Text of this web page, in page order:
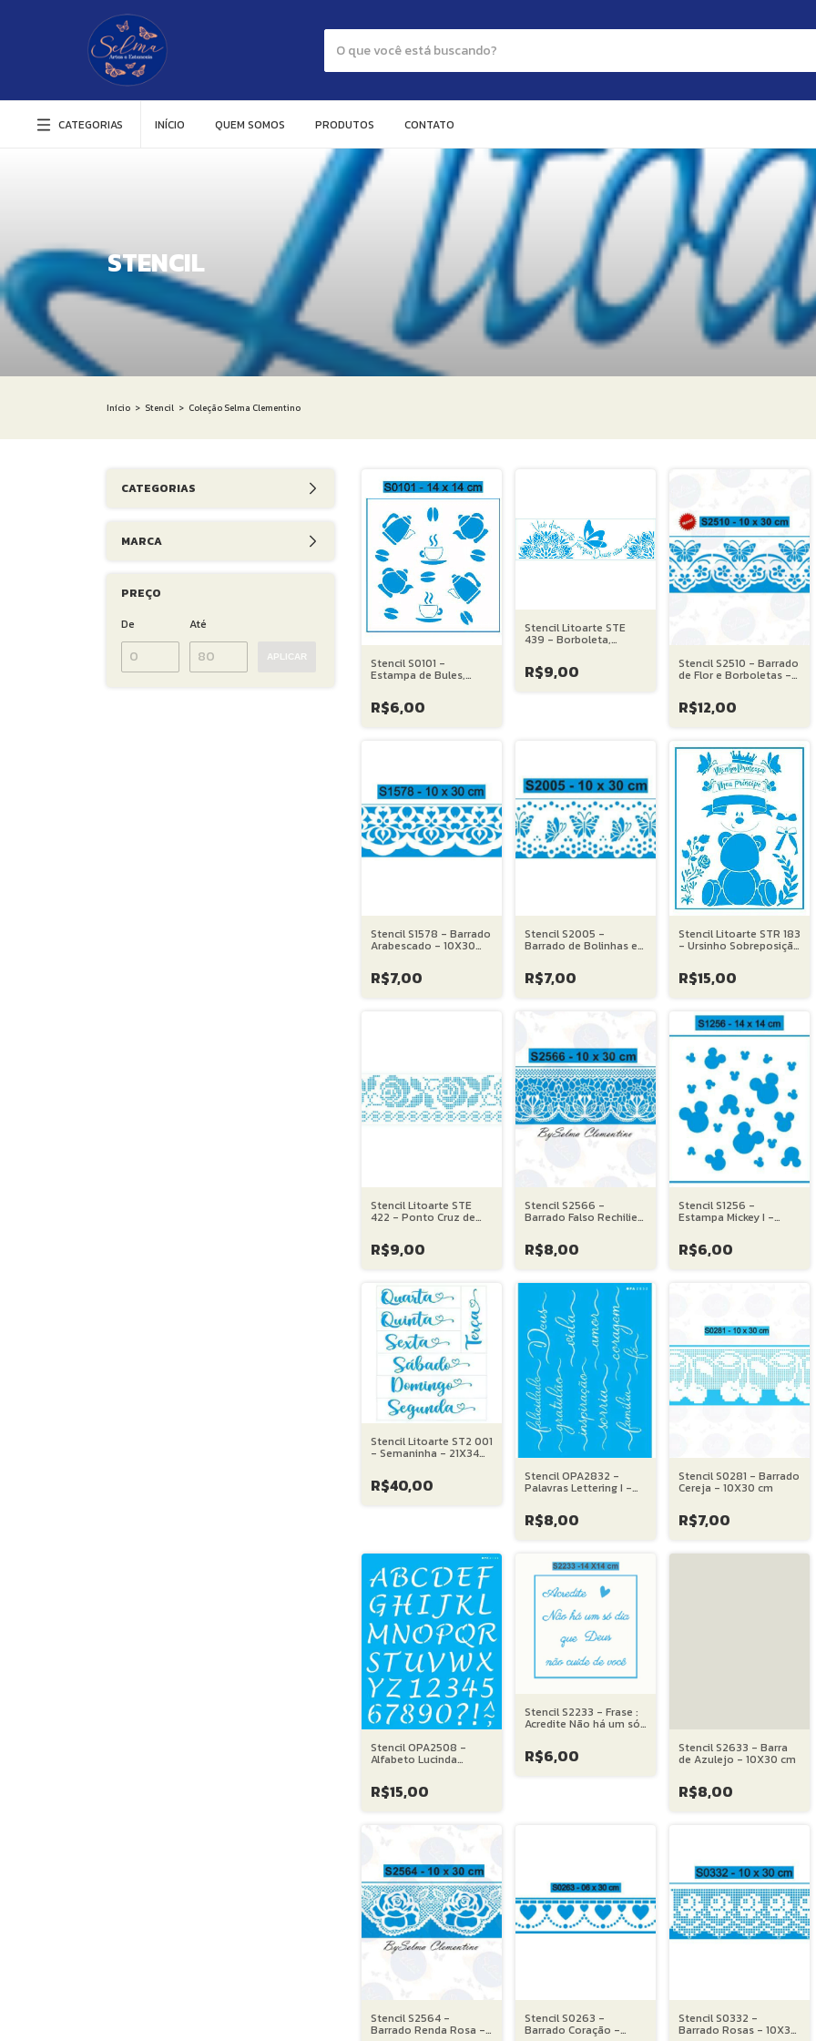
CATEGORIAS INÍCIO QUEM SOMOS PRODUTOS CONTATO
STENCIL
Início > Stencil > Coleção Selma Clementino
CATEGORIAS
MARCA
PREÇO
De
Até
APLICAR Stencil S0101 -
Estampa de Bules,
- 14X14 cm
R$6,00
Stencil Litoarte STE
439 - Borboleta,
certo... - 08X28 cm
R$9,00 Stencil S2510 - Barrado
de Flor e Borboletas -
R$12,00
Stencil S1578 - Barrado
Arabescado - 10X30
R$7,00
Stencil S2005 -
Barrado de Bolinhas e
R$7,00
Stencil Litoarte STR 183
- Ursinho Sobreposição
R$15,00
Stencil Litoarte STE
422 - Ponto Cruz de
R$9,00
Stencil S2566 -
Barrado Falso Rechilieu
R$8,00
Stencil S1256 -
Estampa Mickey I -
R$6,00
Stencil Litoarte ST2 001
- Semaninha - 21X34
R$40,00 Stencil OPA2832 -
Palavras Lettering I -
R$8,00
Stencil S0281 - Barrado
Cereja - 10X30 cm
R$7,00
Stencil OPA2508 -
Alfabeto Lucinda
R$15,00
Stencil S2233 - Frase :
Acredite Não há um só
R$6,00 Stencil S2633 - Barra
de Azulejo - 10X30 cm
R$8,00
Stencil S2564 -
Barrado Renda Rosa -
Stencil S0263 -
Barrado Coração -
Stencil S0332 -
Barrado Rosas - 10X30